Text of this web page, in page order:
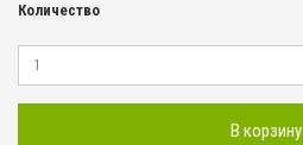
Количество
В корзину